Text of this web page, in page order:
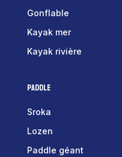
Gonflable
Kayak mer
Kayak rivière
Paddle
Sroka
Lozen
Paddle géant